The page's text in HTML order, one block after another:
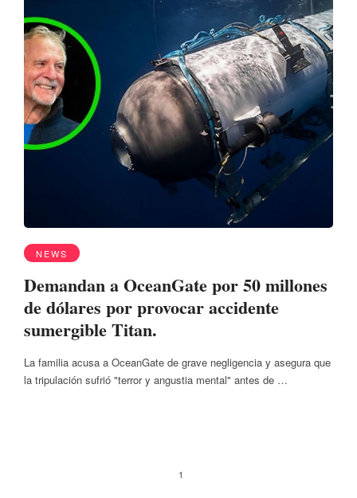
NEWS
Demandan a OceanGate por 50 millones
de dólares por provocar accidente
sumergible Titan.
La familia acusa a OceanGate de grave negligencia y asegura que
la tripulación sufrió "terror y angustia mental" antes de …
1